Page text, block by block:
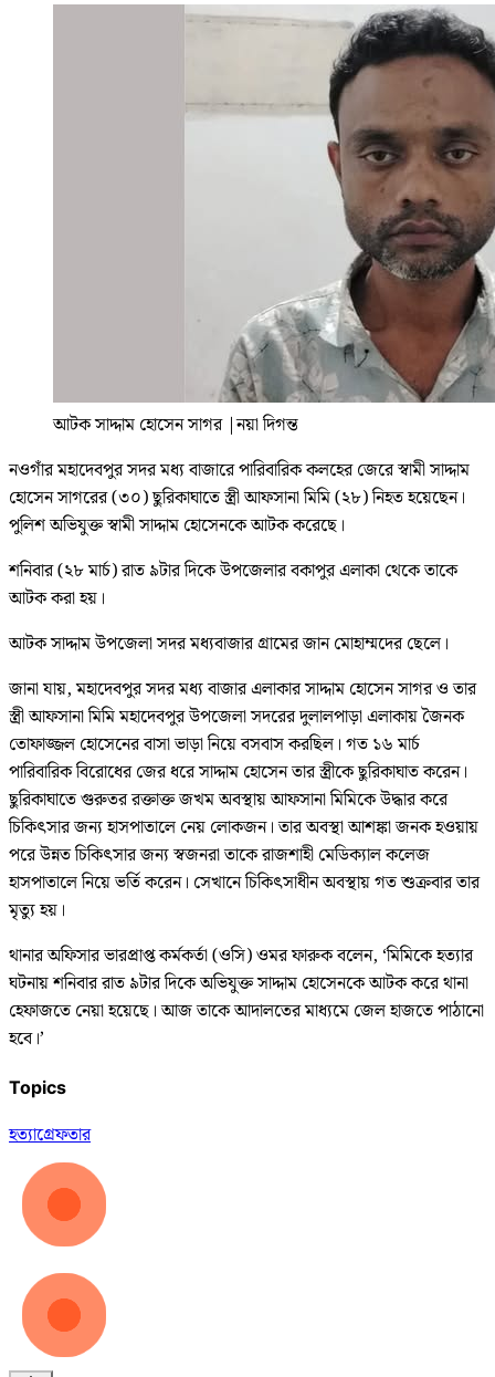
আটক সাদ্দাম হোসেন সাগর |নয়া দিগন্ত
নওগাঁর মহাদেবপুর সদর মধ্য বাজারে পারিবারিক কলহের জেরে স্বামী সাদ্দাম
হোসেন সাগরের (৩০) ছুরিকাঘাতে স্ত্রী আফসানা মিমি (২৮) নিহত হয়েছেন।
পুলিশ অভিযুক্ত স্বামী সাদ্দাম হোসেনকে আটক করেছে।
শনিবার (২৮ মার্চ) রাত ৯টার দিকে উপজেলার বকাপুর এলাকা থেকে তাকে
আটক করা হয়।
আটক সাদ্দাম উপজেলা সদর মধ্যবাজার গ্রামের জান মোহাম্মদের ছেলে।
জানা যায়, মহাদেবপুর সদর মধ্য বাজার এলাকার সাদ্দাম হোসেন সাগর ও তার
স্ত্রী আফসানা মিমি মহাদেবপুর উপজেলা সদরের দুলালপাড়া এলাকায় জৈনক
তোফাজ্জল হোসেনের বাসা ভাড়া নিয়ে বসবাস করছিল। গত ১৬ মার্চ
পারিবারিক বিরোধের জের ধরে সাদ্দাম হোসেন তার স্ত্রীকে ছুরিকাঘাত করেন।
ছুরিকাঘাতে গুরুতর রক্তাক্ত জখম অবস্থায় আফসানা মিমিকে উদ্ধার করে
চিকিৎসার জন্য হাসপাতালে নেয় লোকজন। তার অবস্থা আশঙ্কা জনক হওয়ায়
পরে উন্নত চিকিৎসার জন্য স্বজনরা তাকে রাজশাহী মেডিক্যাল কলেজ
হাসপাতালে নিয়ে ভর্তি করেন। সেখানে চিকিৎসাধীন অবস্থায় গত শুক্রবার তার
মৃত্যু হয়।
থানার অফিসার ভারপ্রাপ্ত কর্মকর্তা (ওসি) ওমর ফারুক বলেন, ‘মিমিকে হত্যার
ঘটনায় শনিবার রাত ৯টার দিকে অভিযুক্ত সাদ্দাম হোসেনকে আটক করে থানা
হেফাজতে নেয়া হয়েছে। আজ তাকে আদালতের মাধ্যমে জেল হাজতে পাঠানো
হবে।’
Topics
হত্যাগ্রেফতার